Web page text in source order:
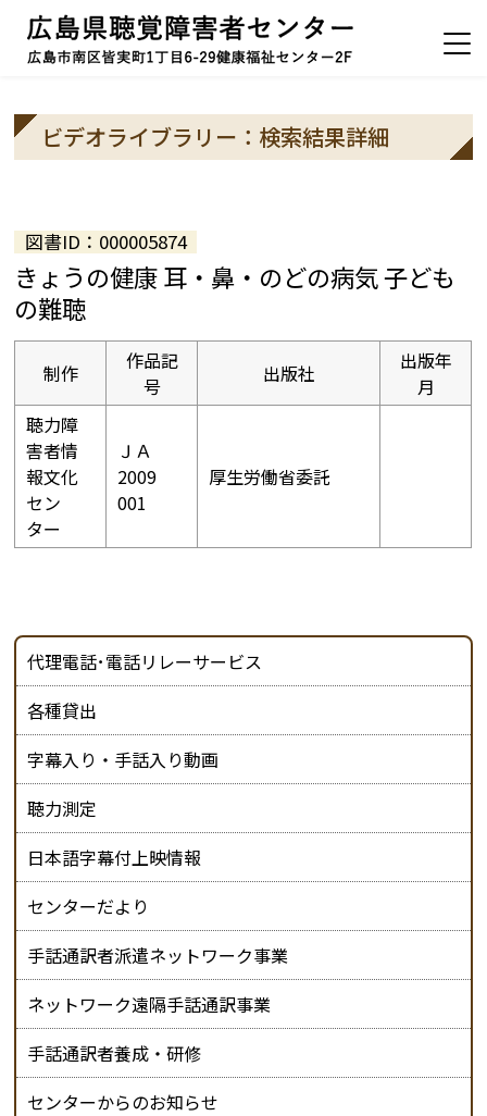
ビデオライブラリー：検索結果詳細
図書ID：000005874
きょうの健康 耳・鼻・のどの病気 子ども
の難聴
制作
作品記
号
出版社
出版年
月
聴力障
害者情
報文化
セン
ター
ＪＡ
2009
001
厚生労働省委託
代理電話･電話リレーサービス
各種貸出
字幕入り・手話入り動画
聴力測定
日本語字幕付上映情報
センターだより
手話通訳者派遣ネットワーク事業
ネットワーク遠隔手話通訳事業
手話通訳者養成・研修
センターからのお知らせ